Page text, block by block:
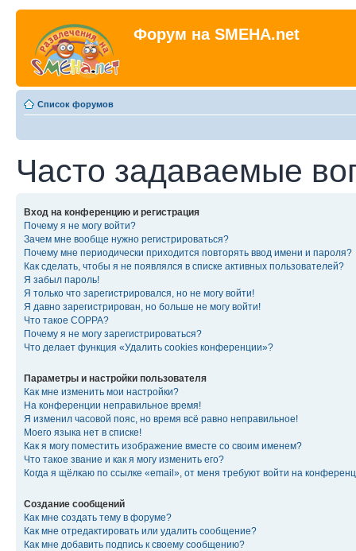
Форум на SMEHA.net
Список форумов
Часто задаваемые
Вход на конференцию и регистрация
Почему я не могу войти?
Зачем мне вообще нужно регистрироваться?
Почему мне периодически приходится повторять ввод имени и пароля?
Как сделать, чтобы я не появлялся в списке активных пользователей?
Я забыл пароль!
Я только что зарегистрировался, но не могу войти!
Я давно зарегистрирован, но больше не могу войти!
Что такое COPPA?
Почему я не могу зарегистрироваться?
Что делает функция «Удалить cookies конференции»?
Параметры и настройки пользователя
Как мне изменить мои настройки?
На конференции неправильное время!
Я изменил часовой пояс, но время всё равно неправильное!
Моего языка нет в списке!
Как я могу поместить изображение вместе со своим именем?
Что такое звание и как я могу изменить его?
Когда я щёлкаю по ссылке «email», от меня требуют войти на
Создание сообщений
Как мне создать тему в форуме?
Как мне отредактировать или удалить сообщение?
Как мне добавить подпись к своему сообщению?